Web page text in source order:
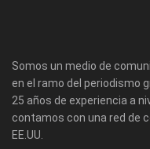
Somos un medio de
en el ramo del periodismo
25 años de experiencia a
contamos con una red de
EE.UU.